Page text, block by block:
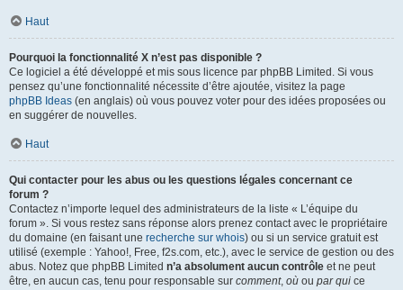
Haut
Pourquoi la fonctionnalité X n’est pas disponible ?
Ce logiciel a été développé et mis sous licence par phpBB Limited. Si vous
pensez qu’une fonctionnalité nécessite d’être ajoutée, visitez la page
phpBB Ideas (en anglais) où vous pouvez voter pour des idées proposées ou
en suggérer de nouvelles.
Haut
Qui contacter pour les abus ou les questions légales concernant ce
forum ?
Contactez n’importe lequel des administrateurs de la liste « L’équipe du
forum ». Si vous restez sans réponse alors prenez contact avec le propriétaire
du domaine (en faisant une recherche sur whois) ou si un service gratuit est
utilisé (exemple : Yahoo!, Free, f2s.com, etc.), avec le service de gestion ou des
abus. Notez que phpBB Limited n’a absolument aucun contrôle et ne peut
être, en aucun cas, tenu pour responsable sur comment, où ou par qui ce